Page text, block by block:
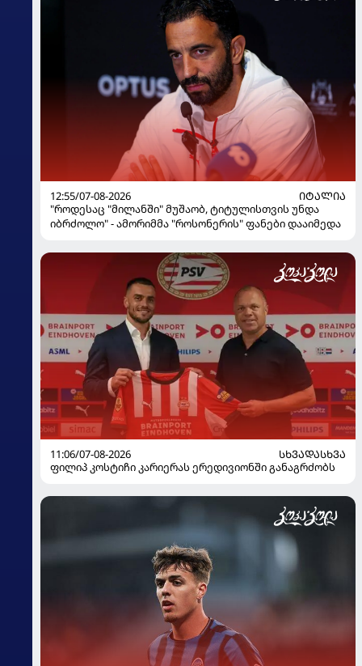
12:55/07-08-2026
ᲘᲢᲐᲚᲘᲐ
"როდესაც "მილანში" მუშაობ, ტიტულისთვის უნდა
იბრძოლო" - ამორიმმა "როსონერის" ფანები დააიმედა
11:06/07-08-2026
ᲡᲮᲕᲐᲓᲐᲡᲮᲕᲐ
ფილიპ კოსტიჩი კარიერას ერედივიონში განაგრძობს